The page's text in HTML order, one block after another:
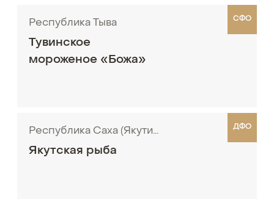
Тувинское
мороженое «Божа»
Республика Тыва СФО
Якутская рыба
Республика Саха (Якутия) ДФО